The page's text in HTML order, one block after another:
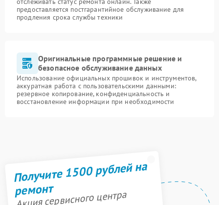
предоставляется постгарантийное обслуживание для
продления срока службы техники
Оригинальные программные решение и
безопасное обслуживание данных
Использование официальных прошивок и инструментов,
аккуратная работа с пользовательскими данными:
резервное копирование, конфиденциальность и
восстановление информации при необходимости
Получите 1500 рублей на
ремонт
Акция сервисного центра